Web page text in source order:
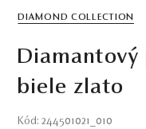
DIAMOND COLLECTION
Diamantový
biele zlato
Kód: 244501021_010